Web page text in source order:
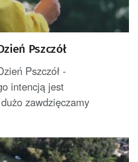
Pszczół
Pszczół -
intencją jest
zawdzięczamy